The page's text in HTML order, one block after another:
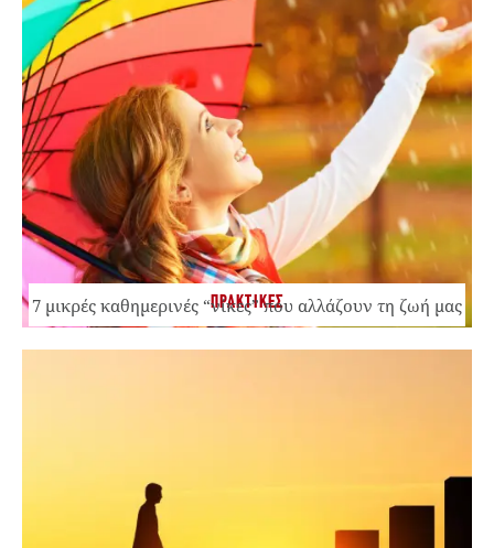
ΠΡΑΚΤΙΚΕΣ
7 μικρές καθημερινές “νίκες” που αλλάζουν τη ζωή μας